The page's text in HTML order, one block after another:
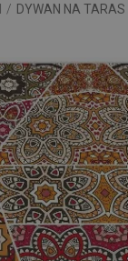
/ DYWAN NA